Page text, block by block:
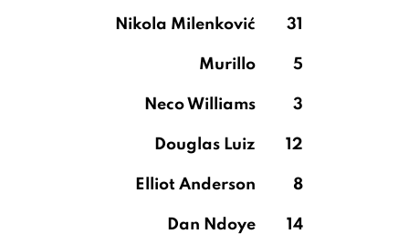
Nikola Milenković 31
Murillo 5
Neco Williams 3
Douglas Luiz 12
Elliot Anderson 8
Dan Ndoye 14